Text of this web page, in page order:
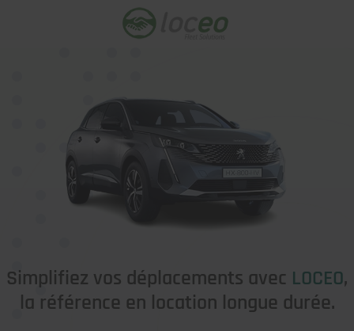
Simplifiez vos déplacements avec LOCEO,
la référence en location longue durée.